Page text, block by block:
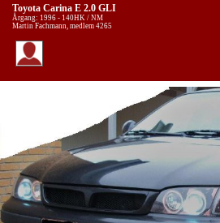
Toyota Carina E 2.0 GLI
Årgang: 1996 - 140HK / NM
Martin Fachmann, medlem 4265